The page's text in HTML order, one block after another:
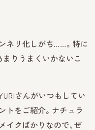
ネリ化しがち……。特に
まりうまくいかないこ
さんがいつもしてい
トをご紹介。ナチュラ
イクばかりなので、ぜ